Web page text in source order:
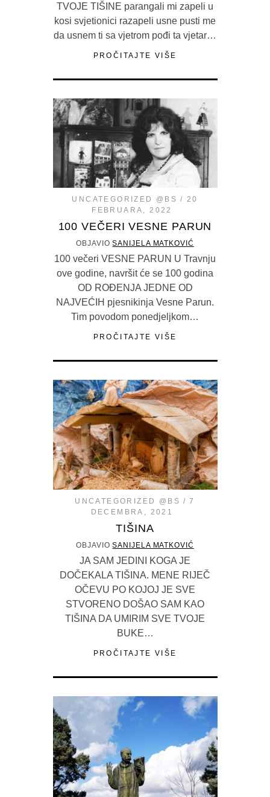
TVOJE TIŠINE parangali mi zapeli u
kosi svjetionici razapeli usne pusti me
da usnem ti sa vjetrom pođi ta vjetar…
PROČITAJTE VIŠE
UNCATEGORIZED @BS
20
FEBRUARA, 2022
100 VEČERI VESNE PARUN
OBJAVIOSANIJELA MATKOVIĆ
100 večeri VESNE PARUN U Travnju
ove godine, navršit će se 100 godina
OD ROĐENJA JEDNE OD
NAJVEĆIH pjesnikinja Vesne Parun.
Tim povodom ponedjeljkom…
PROČITAJTE VIŠE
UNCATEGORIZED @BS
7
DECEMBRA, 2021
TIŠINA
OBJAVIOSANIJELA MATKOVIĆ
JA SAM JEDINI KOGA JE
DOČEKALA TIŠINA. MENE RIJEČ
OČEVU PO KOJOJ JE SVE
STVORENO DOŠAO SAM KAO
TIŠINA DA UMIRIM SVE TVOJE
BUKE…
PROČITAJTE VIŠE